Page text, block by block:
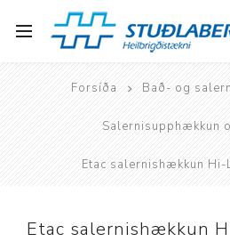
Forsíða Bað- og
Salernisupphækkun
Etac salernishækkun
Etac salernishækkun